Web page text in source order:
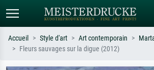
Accueil Style d'art Art contemporain
Fleurs sauvages sur la digue (2012)